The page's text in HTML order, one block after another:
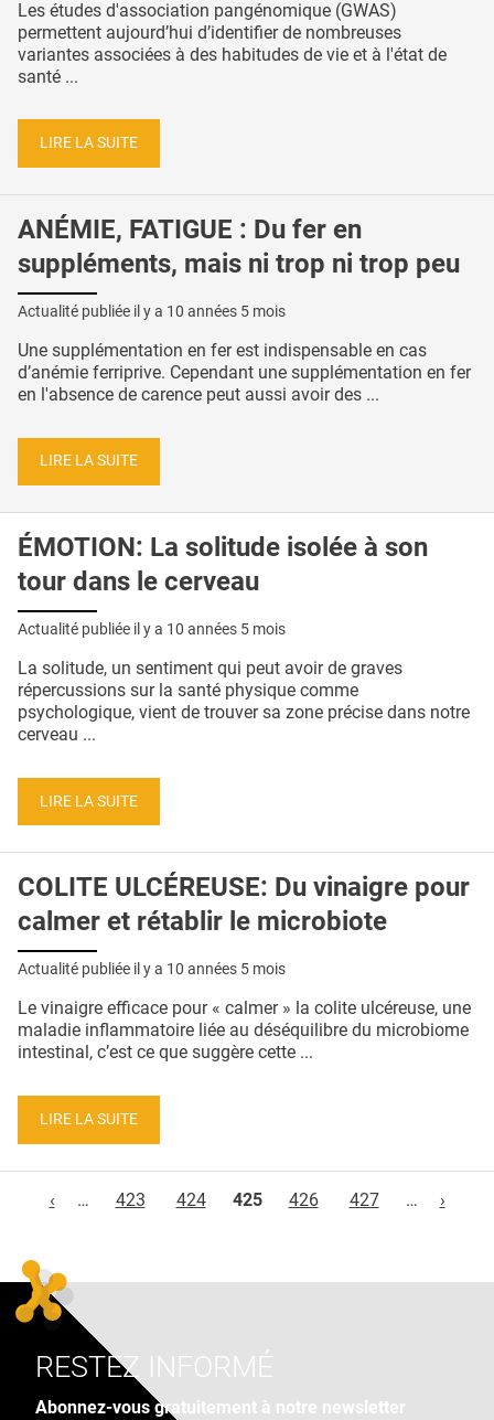
Les études d'association pangénomique (GWAS)
permettent aujourd’hui d’identifier de nombreuses
variantes associées à des habitudes de vie et à l'état de
santé ...
LIRE LA SUITE
ANÉMIE, FATIGUE : Du fer en
suppléments, mais ni trop ni trop peu
Actualité publiée il y a 10 années 5 mois
Une supplémentation en fer est indispensable en cas
d’anémie ferriprive. Cependant une supplémentation en fer
en l'absence de carence peut aussi avoir des ...
LIRE LA SUITE
ÉMOTION: La solitude isolée à son
tour dans le cerveau
Actualité publiée il y a 10 années 5 mois
La solitude, un sentiment qui peut avoir de graves
répercussions sur la santé physique comme
psychologique, vient de trouver sa zone précise dans notre
cerveau ...
LIRE LA SUITE
COLITE ULCÉREUSE: Du vinaigre pour
calmer et rétablir le microbiote
Actualité publiée il y a 10 années 5 mois
Le vinaigre efficace pour « calmer » la colite ulcéreuse, une
maladie inflammatoire liée au déséquilibre du microbiome
intestinal, c’est ce que suggère cette ...
LIRE LA SUITE
‹
… 423 424 425 426 427 … ›
RESTEZ INFORMÉ
Abonnez-vous gratuitement à notre newsletter